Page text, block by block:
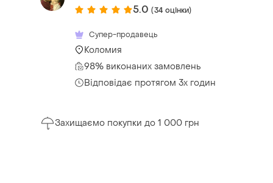
5.0 (34 оцінки)
Супер-продавець
Коломия
98% виконаних замовлень
Відповідає протягом 3х годин
Захищаємо покупки до 1 000 грн